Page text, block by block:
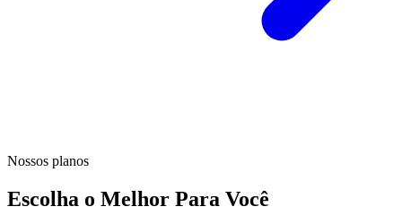
Nossos planos
Escolha o Melhor Para Você